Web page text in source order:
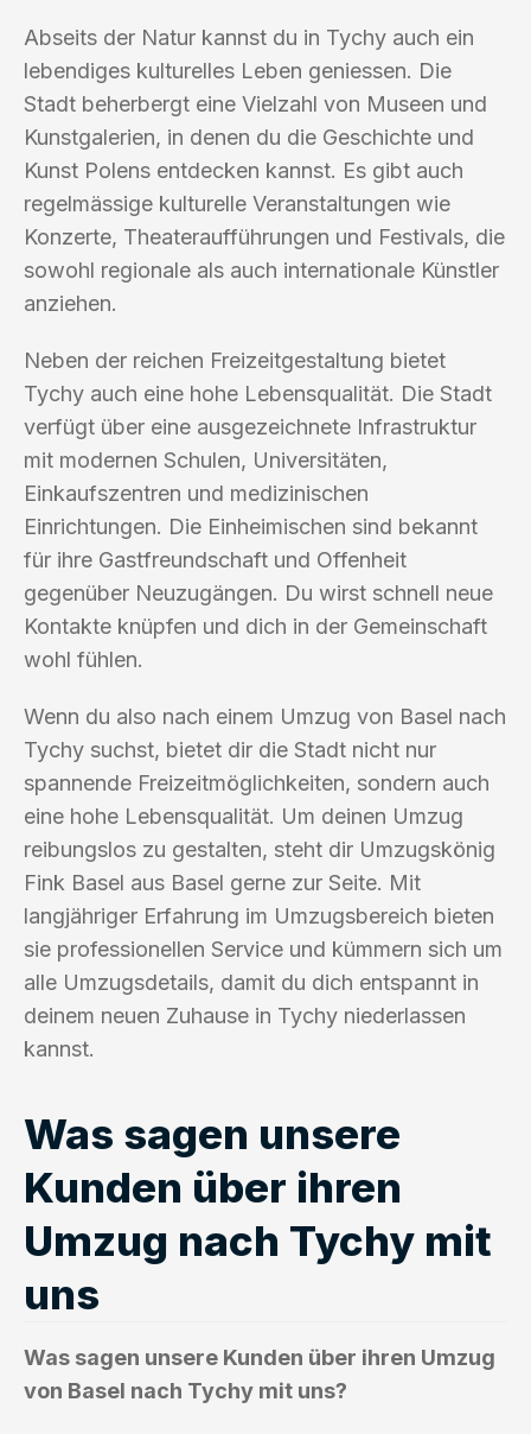
Abseits der Natur kannst du in Tychy auch ein
lebendiges kulturelles Leben geniessen. Die
Stadt beherbergt eine Vielzahl von Museen und
Kunstgalerien, in denen du die Geschichte und
Kunst Polens entdecken kannst. Es gibt auch
regelmässige kulturelle Veranstaltungen wie
Konzerte, Theateraufführungen und Festivals, die
sowohl regionale als auch internationale Künstler
anziehen.
Neben der reichen Freizeitgestaltung bietet
Tychy auch eine hohe Lebensqualität. Die Stadt
verfügt über eine ausgezeichnete Infrastruktur
mit modernen Schulen, Universitäten,
Einkaufszentren und medizinischen
Einrichtungen. Die Einheimischen sind bekannt
für ihre Gastfreundschaft und Offenheit
gegenüber Neuzugängen. Du wirst schnell neue
Kontakte knüpfen und dich in der Gemeinschaft
wohl fühlen.
Wenn du also nach einem Umzug von Basel nach
Tychy suchst, bietet dir die Stadt nicht nur
spannende Freizeitmöglichkeiten, sondern auch
eine hohe Lebensqualität. Um deinen Umzug
reibungslos zu gestalten, steht dir Umzugskönig
Fink Basel aus Basel gerne zur Seite. Mit
langjähriger Erfahrung im Umzugsbereich bieten
sie professionellen Service und kümmern sich um
alle Umzugsdetails, damit du dich entspannt in
deinem neuen Zuhause in Tychy niederlassen
kannst.
Was sagen unsere
Kunden über ihren
Umzug nach Tychy mit
uns
Was sagen unsere Kunden über ihren Umzug
von Basel nach Tychy mit uns?